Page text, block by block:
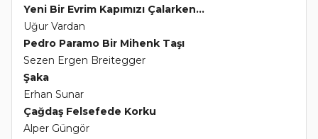
Yeni Bir Evrim Kapımızı Çalarken...
Uğur Vardan
Pedro Paramo Bir Mihenk Taşı
Sezen Ergen Breitegger
Şaka
Erhan Sunar
Çağdaş Felsefede Korku
Alper Güngör